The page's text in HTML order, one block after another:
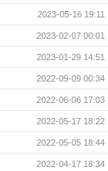
2023-05-16 19:11
2023-02-07 00:01
2023-01-29 14:51
2022-09-09 00:34
2022-06-06 17:03
2022-05-17 18:22
2022-05-05 18:44
2022-04-17 18:34